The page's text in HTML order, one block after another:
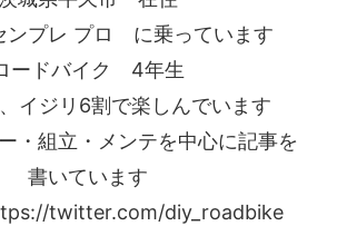
ンプレ プロ に乗っています
ードバイク 4年生
イジリ6割で楽しんでいます
・組立・メンテを中心に記事を
書いています
twitter.com/diy_roadbike